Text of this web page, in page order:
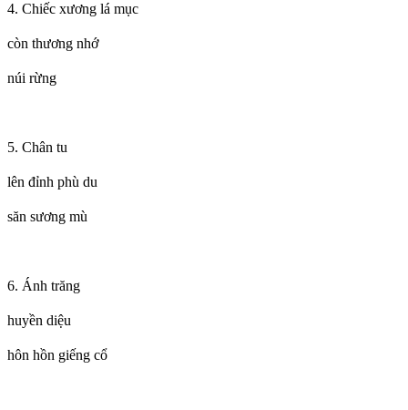
4. Chiếc xương lá mục
còn thương nhớ
núi rừng
5. Chân tu
lên đỉnh phù du
săn sương mù
6. Ánh trăng
huyền diệu
hôn hồn giếng cổ